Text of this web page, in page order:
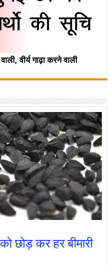
वीर्य गाढ़ा करने वाली
छोड़ कर हर बीमारी